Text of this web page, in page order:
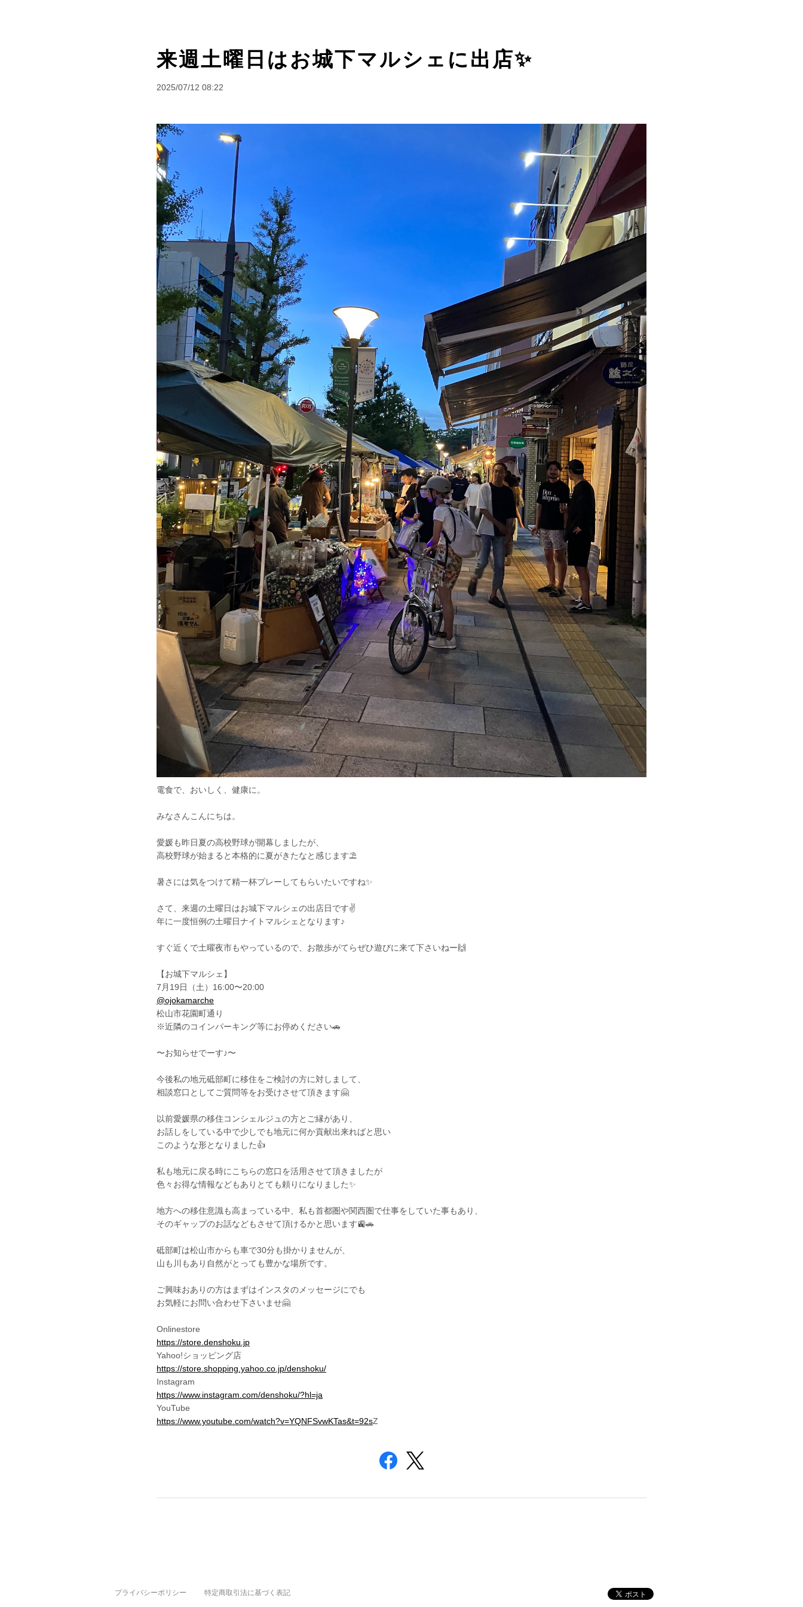
来週土曜日はお城下マルシェに出店✨
2025/07/12 08:22
電食で、おいしく、健康に。
みなさんこんにちは。
愛媛も昨日夏の高校野球が開幕しましたが、
高校野球が始まると本格的に夏がきたなと感じます⛱️
暑さには気をつけて精一杯プレーしてもらいたいですね✨
さて、来週の土曜日はお城下マルシェの出店日です✌️
年に一度恒例の土曜日ナイトマルシェとなります♪
すぐ近くで土曜夜市もやっているので、お散歩がてらぜひ遊びに来て下さいねー🙌
【お城下マルシェ】
7月19日（土）16:00〜20:00
@ojokamarche
松山市花園町通り
※近隣のコインパーキング等にお停めください🚗
〜お知らせでーす♪〜
今後私の地元砥部町に移住をご検討の方に対しまして、
相談窓口としてご質問等をお受けさせて頂きます🤗
以前愛媛県の移住コンシェルジュの方とご縁があり、
お話しをしている中で少しでも地元に何か貢献出来ればと思い
このような形となりました👍
私も地元に戻る時にこちらの窓口を活用させて頂きましたが
色々お得な情報などもありとても頼りになりました✨
地方への移住意識も高まっている中、私も首都圏や関西圏で仕事をしていた事もあり、
そのギャップのお話などもさせて頂けるかと思います🚉🚗
砥部町は松山市からも車で30分も掛かりませんが、
山も川もあり自然がとっても豊かな場所です。
ご興味おありの方はまずはインスタのメッセージにでも
お気軽にお問い合わせ下さいませ🤗
Onlinestore
https://store.denshoku.jp
Yahoo!ショッピング店
https://store.shopping.yahoo.co.jp/denshoku/
Instagram
https://www.instagram.com/denshoku/?hl=ja
YouTube
https://www.youtube.com/watch?v=YQNFSvwKTas&t=92sZ
プライバシーポリシー 特定商取引法に基づく表記